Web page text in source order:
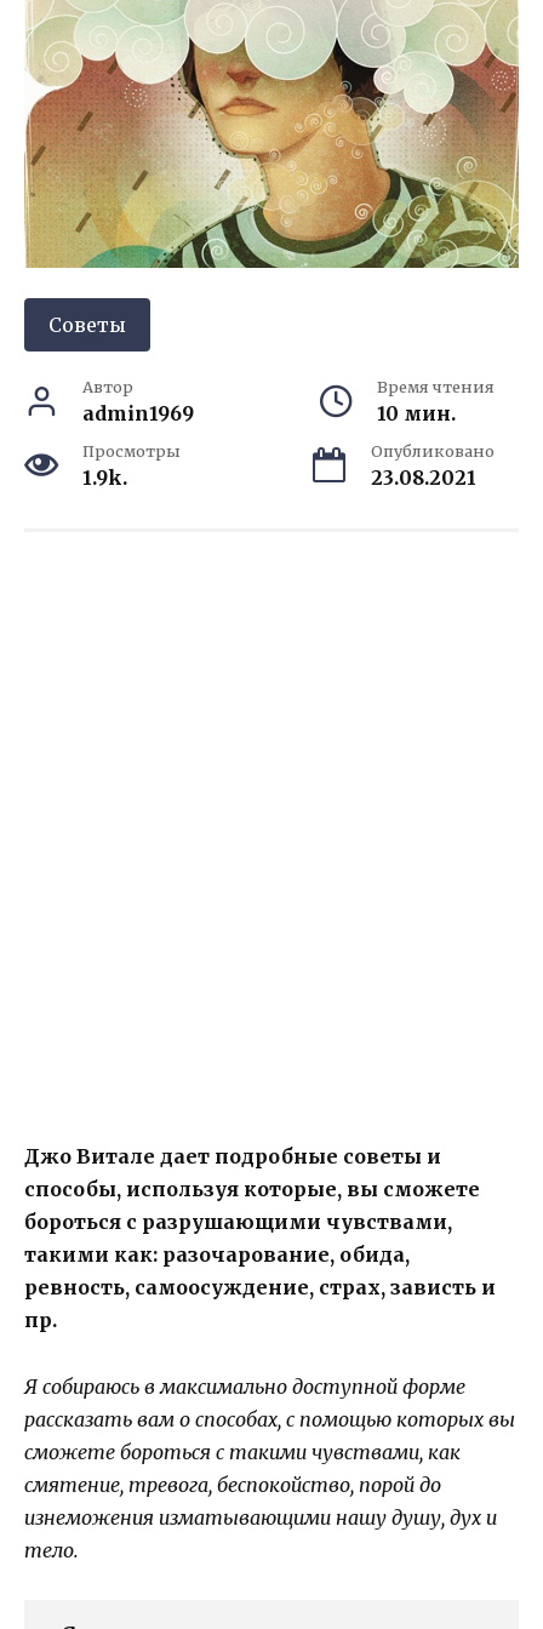
Советы
Автор
admin1969
Время чтения
10 мин.
Просмотры
1.9k.
Опубликовано
23.08.2021
Джо Витале дает подробные советы и
способы, используя которые, вы сможете
бороться с разрушающими чувствами,
такими как: разочарование, обида,
ревность, самоосуждение, страх, зависть и
пр.
Я собираюсь в максимально доступной форме
рассказать вам о способах, с помощью которых вы
сможете бороться с такими чувствами, как
смятение, тревога, беспокойство, порой до
изнеможения изматывающими нашу душу, дух и
тело.